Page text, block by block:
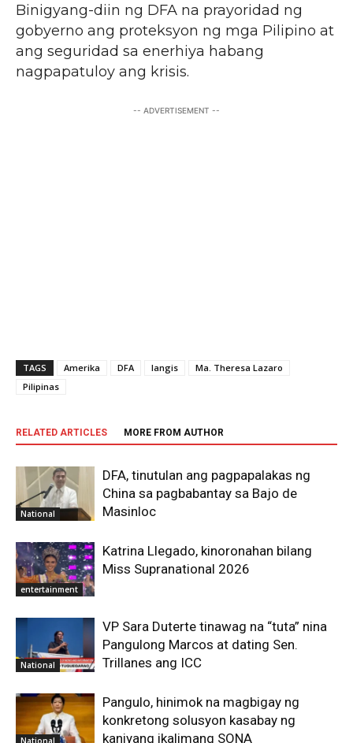
Binigyang-diin ng DFA na prayoridad ng
gobyerno ang proteksyon ng mga Pilipino at
ang seguridad sa enerhiya habang
nagpapatuloy ang krisis.
-- ADVERTISEMENT --
TAGS Amerika DFA langis
Ma. Theresa Lazaro
Pilipinas
RELATED ARTICLES MORE FROM AUTHOR
National
DFA, tinutulan ang pagpapalakas ng
China sa pagbabantay sa Bajo de
Masinloc
entertainment
Katrina Llegado, kinoronahan bilang
Miss Supranational 2026
National
VP Sara Duterte tinawag na “tuta” nina
Pangulong Marcos at dating Sen.
Trillanes ang ICC
National
Pangulo, hinimok na magbigay ng
konkretong solusyon kasabay ng
kaniyang ikalimang SONA